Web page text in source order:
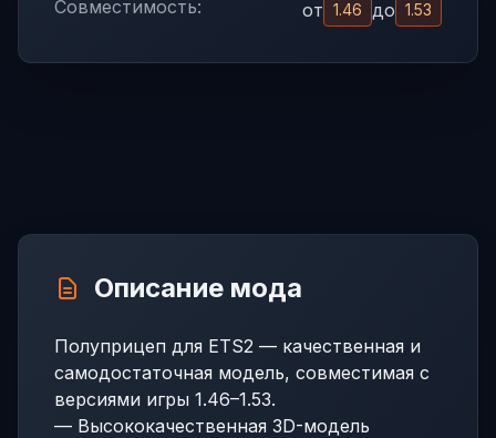
Совместимость:
от 1.46 до 1.53
Описание мода
Полуприцеп для ETS2 — качественная и
самодостаточная модель, совместимая с
версиями игры 1.46–1.53.
— Высококачественная 3D-модель